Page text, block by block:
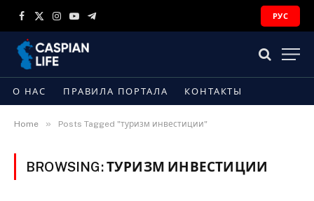
Facebook
X
Instagram
YouTubeTelegram
РУС
О НАС ПРАВИЛА ПОРТАЛА КОНТАКТЫ
Home » Posts Tagged "туризм инвестиции"
BROWSING:ТУРИЗМ ИНВЕСТИЦИИ